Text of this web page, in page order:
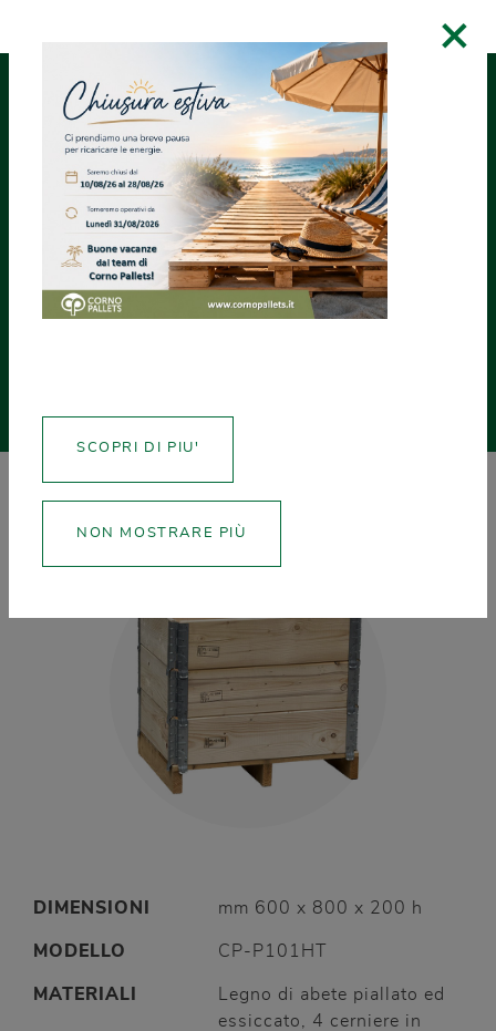
CREA CERTIFICATI
ALTRI PRODOTTI
PARETALI IN LEGNO PER PALLET
CP-P101HTmm 600
DIMENSIONI mm 600 x 800 x 200 h
MODELLO CP-P101HT
MATERIALI
Legno di abete piallato ed
essiccato, 4 cerniere in
×
SCOPRI DI PIU'
NON MOSTRARE PIÙ